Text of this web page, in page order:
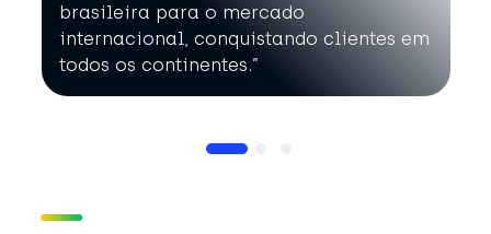
brasileira para o mercado
internacional, conquistando clientes em
todos os continentes.”